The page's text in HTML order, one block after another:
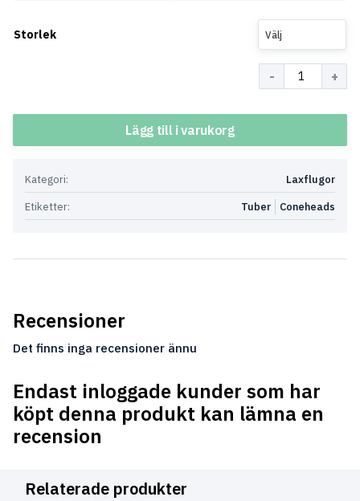
Storlek Välj
Lägg till i varukorg
Kategori:
Laxflugor
Etiketter:
Coneheads
Tuber
Recensioner
Det finns inga recensioner ännu
Endast inloggade kunder som har
köpt denna produkt kan lämna en
recension
Relaterade produkter